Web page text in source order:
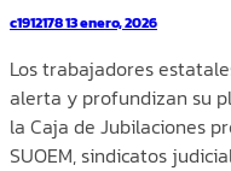
c191217813 enero, 2026
Los trabajadores
alerta y profundizan su
la Caja de Jubilaciones
SUOEM, sindicatos